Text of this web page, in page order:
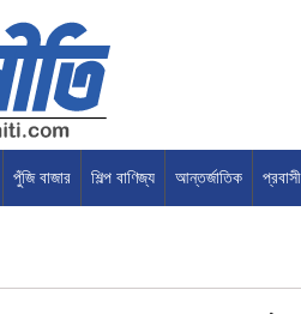
পুঁজি বাজার শিল্প বাণিজ্য আন্তর্জাতিক